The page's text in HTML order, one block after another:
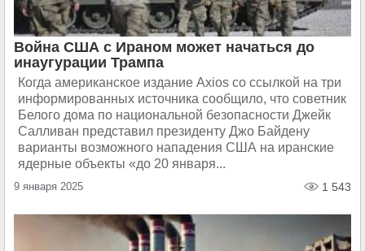
Война США с Ираном может начаться до
инаугурации Трампа
Когда американское издание Axios со ссылкой на три
информированных источника сообщило, что советник
Белого дома по национальной безопасности Джейк
Салливан представил президенту Джо Байдену
варианты возможного нападения США на иранские
ядерные объекты «до 20 января...
9 января 2025 1 543